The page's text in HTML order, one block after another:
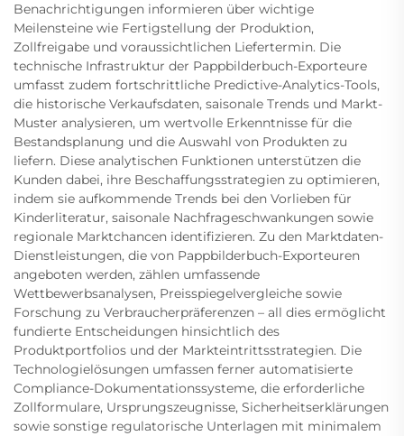
Benachrichtigungen informieren über wichtige
Meilensteine wie Fertigstellung der Produktion,
Zollfreigabe und voraussichtlichen Liefertermin. Die
technische Infrastruktur der Pappbilderbuch-Exporteure
umfasst zudem fortschrittliche Predictive-Analytics-Tools,
die historische Verkaufsdaten, saisonale Trends und Markt-
Muster analysieren, um wertvolle Erkenntnisse für die
Bestandsplanung und die Auswahl von Produkten zu
liefern. Diese analytischen Funktionen unterstützen die
Kunden dabei, ihre Beschaffungsstrategien zu optimieren,
indem sie aufkommende Trends bei den Vorlieben für
Kinderliteratur, saisonale Nachfrageschwankungen sowie
regionale Marktchancen identifizieren. Zu den Marktdaten-
Dienstleistungen, die von Pappbilderbuch-Exporteuren
angeboten werden, zählen umfassende
Wettbewerbsanalysen, Preisspiegelvergleiche sowie
Forschung zu Verbraucherpräferenzen – all dies ermöglicht
fundierte Entscheidungen hinsichtlich des
Produktportfolios und der Markteintrittsstrategien. Die
Technologielösungen umfassen ferner automatisierte
Compliance-Dokumentationssysteme, die erforderliche
Zollformulare, Ursprungszeugnisse, Sicherheitserklärungen
sowie sonstige regulatorische Unterlagen mit minimalem